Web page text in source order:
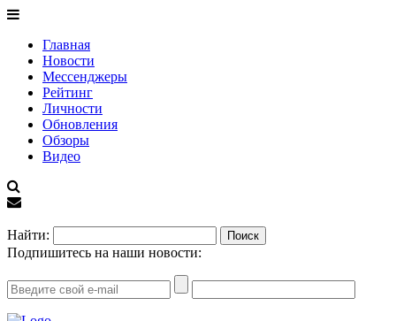
Главная
Новости
Мессенджеры
Рейтинг
Личности
Обновления
Обзоры
Видео
Найти:
Подпишитесь на наши новости: